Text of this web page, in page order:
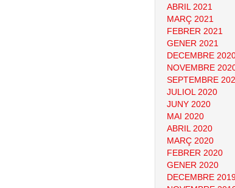
ABRIL 2021
MARÇ 2021
FEBRER 2021
GENER 2021
DECEMBRE
NOVEMBRE
SEPTEMBRE
JULIOL 2020
JUNY 2020
MAI 2020
ABRIL 2020
MARÇ 2020
FEBRER 2020
GENER 2020
DECEMBRE